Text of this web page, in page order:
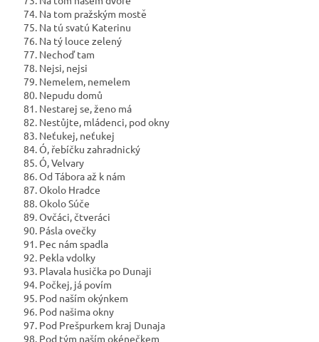
74. Na tom pražským mostě
75. Na tú svatú Katerinu
76. Na tý louce zelený
77. Nechoď tam
78. Nejsi, nejsi
79. Nemelem, nemelem
80. Nepudu domů
81. Nestarej se, ženo má
82. Nestůjte, mládenci, pod okny
83. Neťukej, neťukej
84. Ó, řebíčku zahradnický
85. Ó, Velvary
86. Od Tábora až k nám
87. Okolo Hradce
88. Okolo Súče
89. Ovčáci, čtveráci
90. Pásla ovečky
91. Pec nám spadla
92. Pekla vdolky
93. Plavala husička po Dunaji
94. Počkej, já povím
95. Pod naším okýnkem
96. Pod našima okny
97. Pod Prešpurkem kraj Dunaja
98. Pod tým naším okénečkem